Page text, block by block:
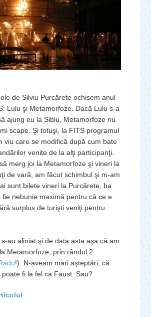
de Silviu Purcărete ochisem anul
Lulu şi Metamorfoze. Dacă Lulu s-a
ajung eu la Sibiu, Metamorfoze nu
scape. Şi totuşi, la FITS programul
viu care se modifică după cum bate
venite de la alţi participanţi.
merg joi la Metamorfoze şi vineri la
de vară, am făcut schimbul şi m-am
sunt bilete vineri la Purcărete, ba
fie nebunie maximă pentru că ce e
surplus de turişti veniţi pentru
au aliniat şi de data asta aşa că am
Metamorfoze, prin rândul 2
!). N-aveam mari aşteptări, că
fi la fel ca Faust. Sau?